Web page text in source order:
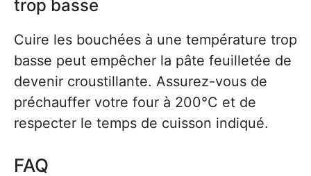
trop basse
Cuire les bouchées à une température trop
basse peut empêcher la pâte feuilletée de
devenir croustillante. Assurez-vous de
préchauffer votre four à 200°C et de
respecter le temps de cuisson indiqué.
FAQ